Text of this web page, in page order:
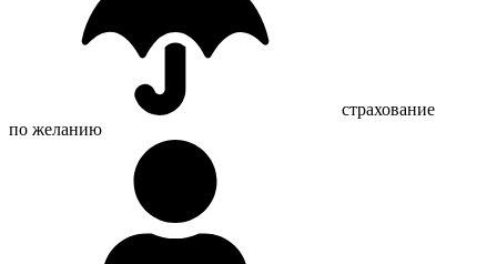
страхование
по желанию